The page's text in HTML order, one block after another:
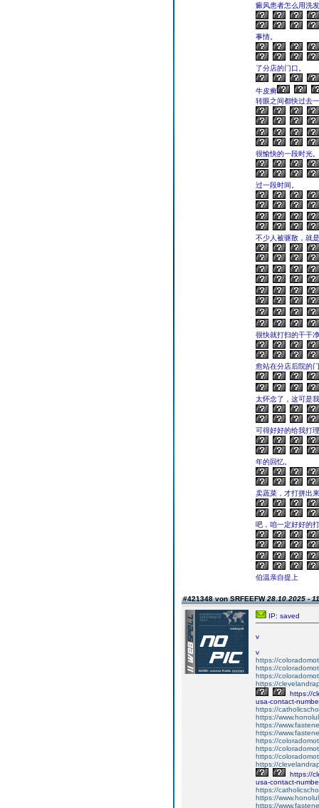
癜风患者怎么用洗
事情。
了分店的门口。
牛皮癣
转眼之间都快过去
很愉快的一段时光。
过一段时间。
不少人被驱散，就
很快就打扫的干干
愈站在分店后院的
太怀念了，这可是
可得好好的给我打
年的回忆。
卖蔬菜，才打拼出
吧，咱一定好好的
伯温亲自提上
#421348 von SRFEEFW28.10.2025 -
IP: saved
v
v
https://
https://
https://
https://
https://
usa-contact-
https://
https://
https://
https://
https://
https://
https://
https://
https://
usa-contact-
https://
https://
https://